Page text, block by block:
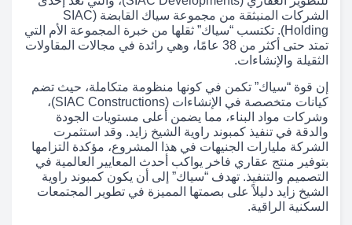
الشركات المنبثقة من مجموعة سياك القابضة (SIAC
Holding). تكتسب “سياك” ثقلها من خبرة المجموعة الأم التي
تمتد حتى أكثر من 38 عامًا، وهي رائدة في مجالات المقاولات
الثقيلة والإنشاءات.
إن قوة “سياك” تكمن في كونها منظومة متكاملة، حيث تضم
كيانات متخصصة في الإنشاءات (SIAC Constructions)،
وشركات مواد البناء، مما يضمن أعلى مستويات الجودة
والدقة في تنفيذ كمبوند راوية الشيخ زايد. وقد استثمرت
الشركة مليارات الجنيهات في هذا المشروع، مؤكدة التزامها
بتوفير منتج عقاري فاخر يواكب أحدث المعايير العالمية في
التصميم والتنفيذ. تهدف “سياك” إلى أن يكون كمبوند راوية
الشيخ زايد دليلاً على بصمتها المميزة في تطوير المجتمعات
السكنية الراقية.